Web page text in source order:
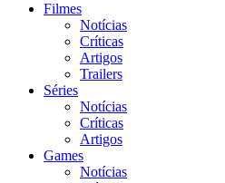
Filmes
Notícias
Críticas
Artigos
Trailers
Séries
Notícias
Críticas
Artigos
Games
Notícias